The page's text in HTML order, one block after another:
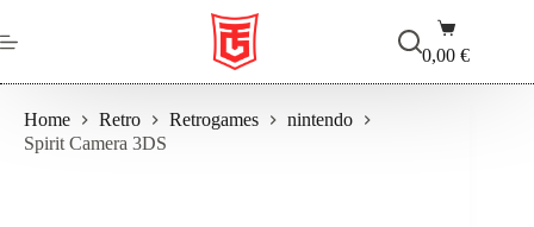
al
contenuto
Carrello
0,00€
Home Retro Retrogames
nintendo
Spirit Camera 3DS